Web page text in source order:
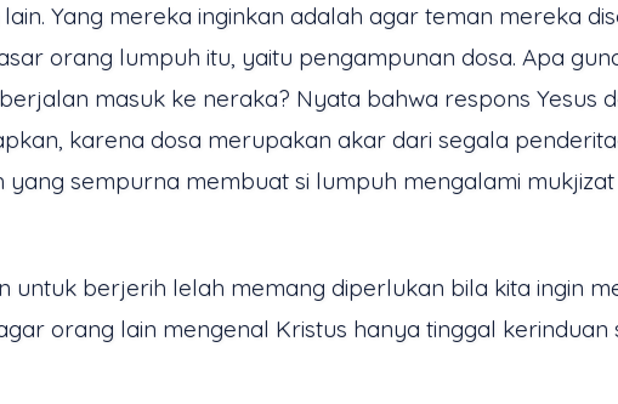
Yang mereka inginkan adalah agar teman mereka
orang lumpuh itu, yaitu pengampunan dosa. Apa
masuk ke neraka? Nyata bahwa respons Yesus
karena dosa merupakan akar dari segala
yang sempurna membuat si lumpuh mengalami
untuk berjerih lelah memang diperlukan bila kita ingin
orang lain mengenal Kristus hanya tinggal kerinduan